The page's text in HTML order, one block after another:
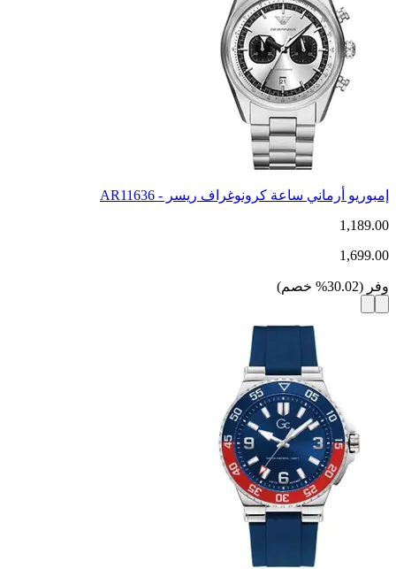
إمبوريو أرماني ساعة كرونوغراف ريسر - AR11636
1,189.00
1,699.00
وفر (
30.02
% خصم)